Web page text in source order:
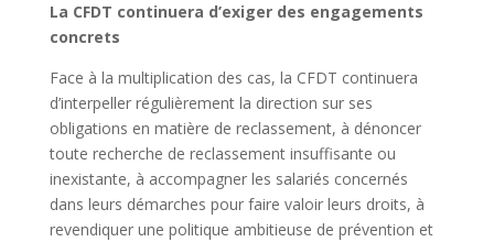
La CFDT continuera d’exiger des engagements
concrets
Face à la multiplication des cas, la CFDT continuera
d’interpeller régulièrement la direction sur ses
obligations en matière de reclassement, à dénoncer
toute recherche de reclassement insuffisante ou
inexistante, à accompagner les salariés concernés
dans leurs démarches pour faire valoir leurs droits, à
revendiquer une politique ambitieuse de prévention et